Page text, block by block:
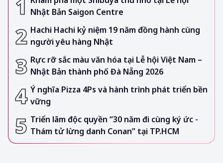
Nhật Bản Saigon Centre
Hachi Hachi kỷ niệm 19 năm đồng hành cùng
người yêu hàng Nhật
Rực rỡ sắc màu văn hóa tại Lễ hội Việt Nam –
Nhật Bản thành phố Đà Nẵng 2026
Ý nghĩa Pizza 4Ps và hành trình phát triển bền
vững
Triển lãm độc quyền “30 năm đi cùng ký ức -
Thám tử lừng danh Conan” tại TP.HCM